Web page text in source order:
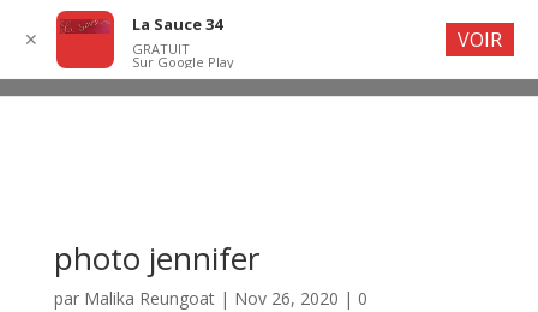
photo jennifer
par Malika Reungoat| Nov 26, 2020 | 0
✕
La Sauce 34
GRATUIT
Sur Google Play
VOIR